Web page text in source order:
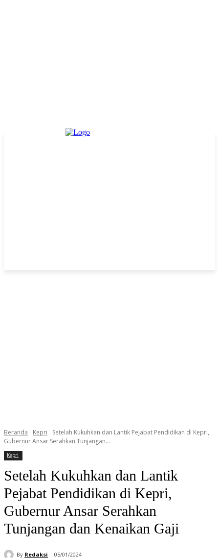
Beranda Kepri
Setelah Kukuhkan dan Lantik Pejabat Pendidikan di Kepri,
Gubernur Ansar Serahkan Tunjangan...
Kepri
Setelah Kukuhkan dan Lantik
Pejabat Pendidikan di Kepri,
Gubernur Ansar Serahkan
Tunjangan dan Kenaikan Gaji
By Redaksi 05/01/2024